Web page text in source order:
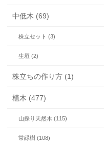
中低木 (69)
株立セット (3)
生垣 (2)
株立ちの作り方 (1)
植木 (477)
山採り天然木 (115)
常緑樹 (108)